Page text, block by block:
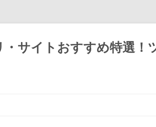
サイトおすすめ特選！